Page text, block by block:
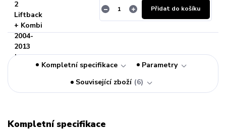
Přidat do košíku
Kompletní specifikace
Parametry
Související zboží 6
Kompletní specifikace